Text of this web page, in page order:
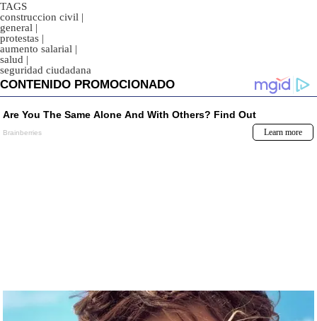
TAGS
construccion civil |
general |
protestas |
aumento salarial |
salud |
seguridad ciudadana